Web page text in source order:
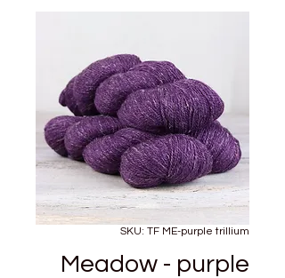
SKU: TF ME-purple trillium
Meadow - purple